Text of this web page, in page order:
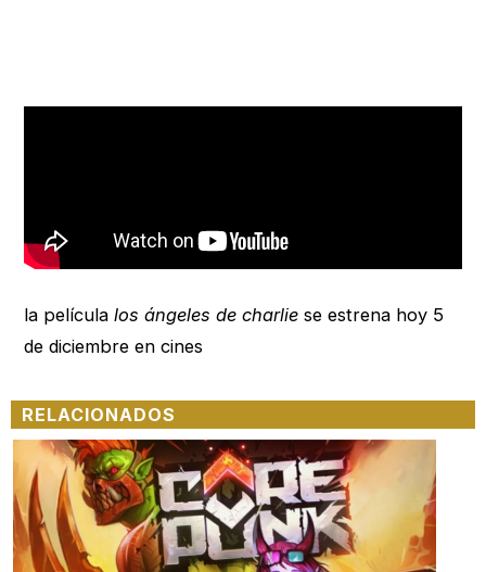
la película los ángeles de charlie se estrena hoy 5
de diciembre en cines
RELACIONADOS